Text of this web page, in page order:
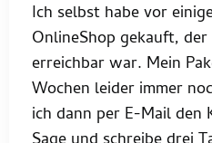
Ich selbst habe vor
OnlineShop gekauft,
erreichbar war. Mein
Wochen leider immer
ich dann per E-Mail den